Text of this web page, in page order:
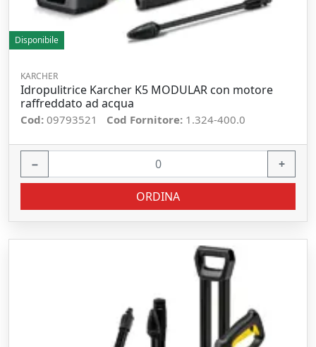
Disponibile
KARCHER
Idropulitrice Karcher K5 MODULAR con motore
raffreddato ad acqua
Cod: 09793521 Cod Fornitore: 1.324-400.0
− +
ORDINA